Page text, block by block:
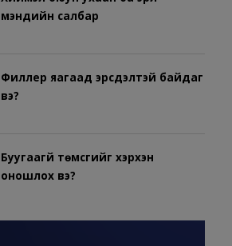
мэндийн салбар
Филлер яагаад эрсдэлтэй байдаг
вэ?
Буугаагүй төмсгийг хэрхэн
оношлох вэ?